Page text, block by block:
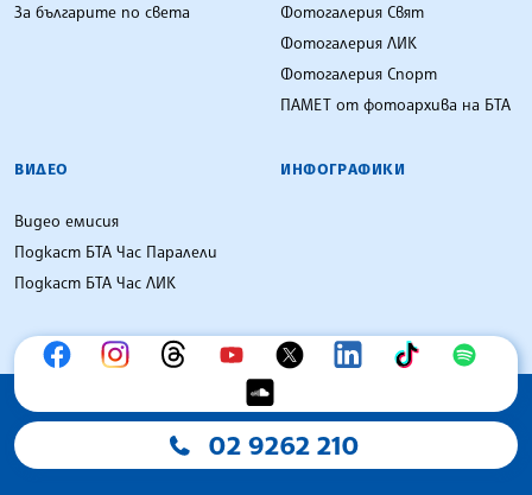
За българите по света
Фотогалерия Свят
Фотогалерия ЛИК
Фотогалерия Спорт
ПАМЕТ от фотоархива на БТА
ВИДЕО
Видео емисия
Подкаст БТА Час Паралели
Подкаст БТА Час ЛИК
ИНФОГРАФИКИ
02 9262 210